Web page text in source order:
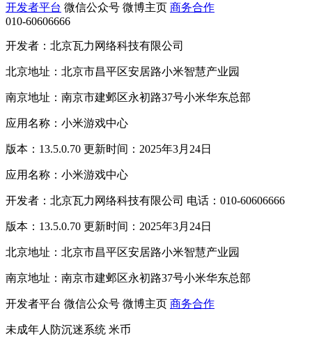
开发者平台 微信公众号 微博主页 商务合作
010-60606666
开发者：北京瓦力网络科技有限公司
北京地址：北京市昌平区安居路小米智慧产业园
南京地址：南京市建邺区永初路37号小米华东总部
应用名称：小米游戏中心
版本：13.5.0.70 更新时间：2025年3月24日
应用名称：小米游戏中心
开发者：北京瓦力网络科技有限公司 电话：010-60606666
版本：13.5.0.70 更新时间：2025年3月24日
北京地址：北京市昌平区安居路小米智慧产业园
南京地址：南京市建邺区永初路37号小米华东总部
开发者平台 微信公众号 微博主页 商务合作
未成年人防沉迷系统 米币